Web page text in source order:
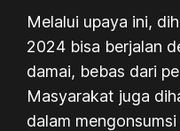
Melalui upaya ini,
2024 bisa berjalan
damai, bebas dari
Masyarakat juga
dalam